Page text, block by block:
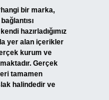
bir marka,
hazırladığımız
yer alan içerikler
kurum ve
Gerçek
tamamen
halindedir ve